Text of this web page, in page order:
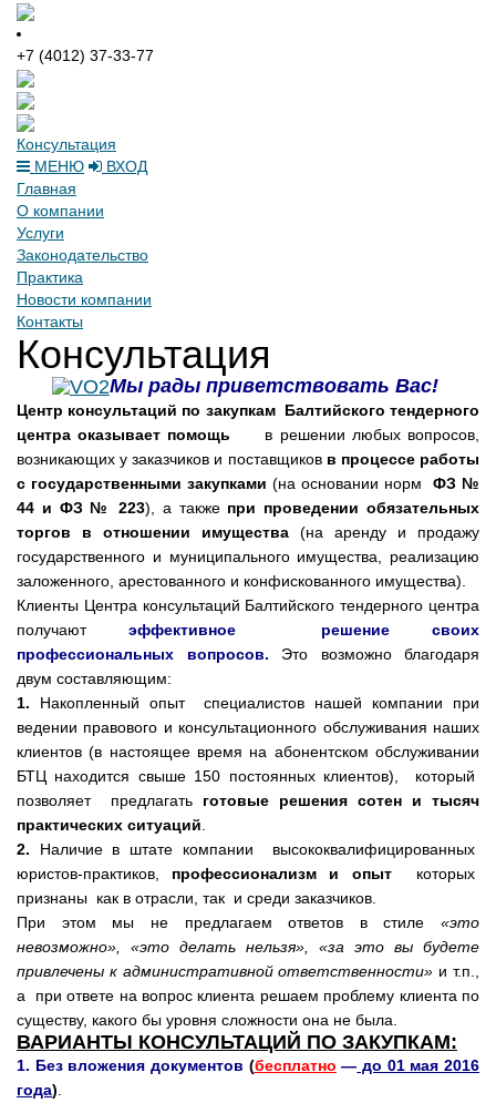
+7 (4012) 37-33-77
Консультация
МЕНЮ
ВХОД
Главная
О компании
Услуги
Законодательство
Практика
Новости компании
Контакты
Консультация
Мы рады приветствовать Вас!
Центр консультаций по закупкам Балтийского тендерного
центра оказывает помощь в решении любых вопросов,
возникающих у заказчиков и поставщиков в процессе работы
с государственными закупками (на основании норм ФЗ №
44 и ФЗ № 223), а также при проведении обязательных
торгов в отношении имущества (на аренду и продажу
государственного и муниципального имущества, реализацию
заложенного, арестованного и конфискованного имущества).
Клиенты Центра консультаций Балтийского тендерного центра
получаютэффективное решение своих
профессиональных вопросов.
Это возможно благодаря
двум составляющим:
1. Накопленный опыт специалистов нашей компании при
ведении правового и консультационного обслуживания наших
клиентов (в настоящее время на абонентском обслуживании
БТЦ находится свыше 150 постоянных клиентов), который
позволяет предлагать готовые решения сотен и тысяч
практических ситуаций
2. Наличие в штате компании высококвалифицированных
юристов-практиков, профессионализм и опыткоторых
признаны как в отрасли, так и среди заказчиков.
При этом мы не предлагаем ответов в стиле «это
невозможно», «это делать нельзя», «за это вы будете
привлечены к административной ответственности» и т.п.,
а при ответе на вопрос клиента решаем проблему клиента по
существу, какого бы уровня сложности она не была.
ВАРИАНТЫ КОНСУЛЬТАЦИЙ ПО ЗАКУПКАМ:
1. Без вложения документов (бесплатно — до 01 мая 2016
года)